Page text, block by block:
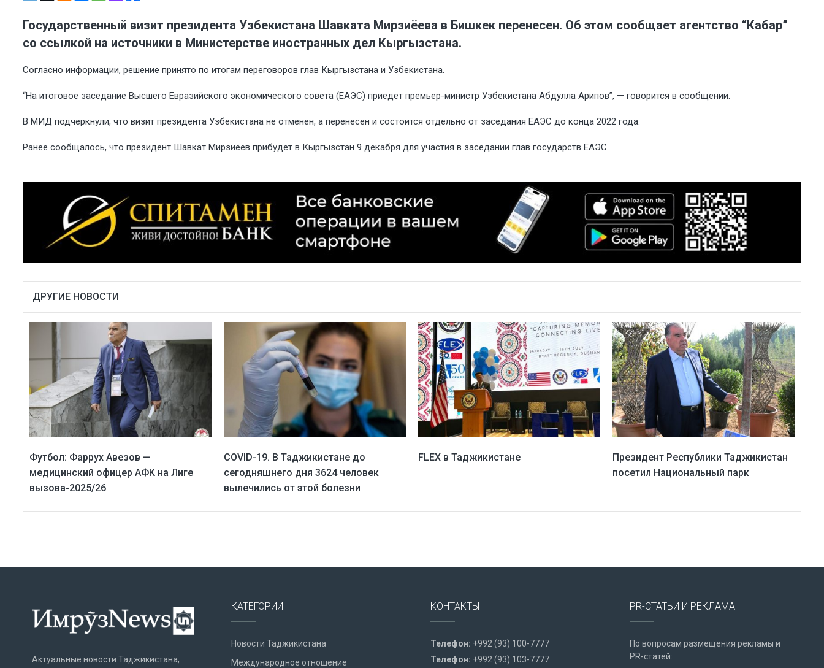
Государственный визит президента Узбекистана Шавката Мирзиёева в Бишкек перенесен. Об этом сообщает агентство “Кабар”
со ссылкой на источники в Министерстве иностранных дел Кыргызстана.
Согласно информации, решение принято по итогам переговоров глав Кыргызстана и Узбекистана.
“На итоговое заседание Высшего Евразийского экономического совета (ЕАЭС) приедет премьер-министр Узбекистана Абдулла Арипов”, — говорится в сообщении.
В МИД подчеркнули, что визит президента Узбекистана не отменен, а перенесен и состоится отдельно от заседания ЕАЭС до конца 2022 года.
Ранее сообщалось, что президент Шавкат Мирзиёев прибудет в Кыргызстан 9 декабря для участия в заседании глав государств ЕАЭС.
ДРУГИЕ НОВОСТИ
Футбол: Фаррух Авезов —
медицинский офицер АФК на Лиге
вызова-2025/26
COVID-19. В Таджикистане до
сегодняшнего дня 3624 человек
вылечились от этой болезни
FLEX в Таджикистане
Президент Республики Таджикистан
посетил Национальный парк
Актуальные новости Таджикистана,
КАТЕГОРИИ
Новости Таджикистана
Международное отношение
КОНТАКТЫ
Телефон: +992 (93) 100-7777
Телефон: +992 (93) 103-7777
PR-СТАТЬИ И РЕКЛАМА
По вопросам размещения рекламы и
PR-статей: